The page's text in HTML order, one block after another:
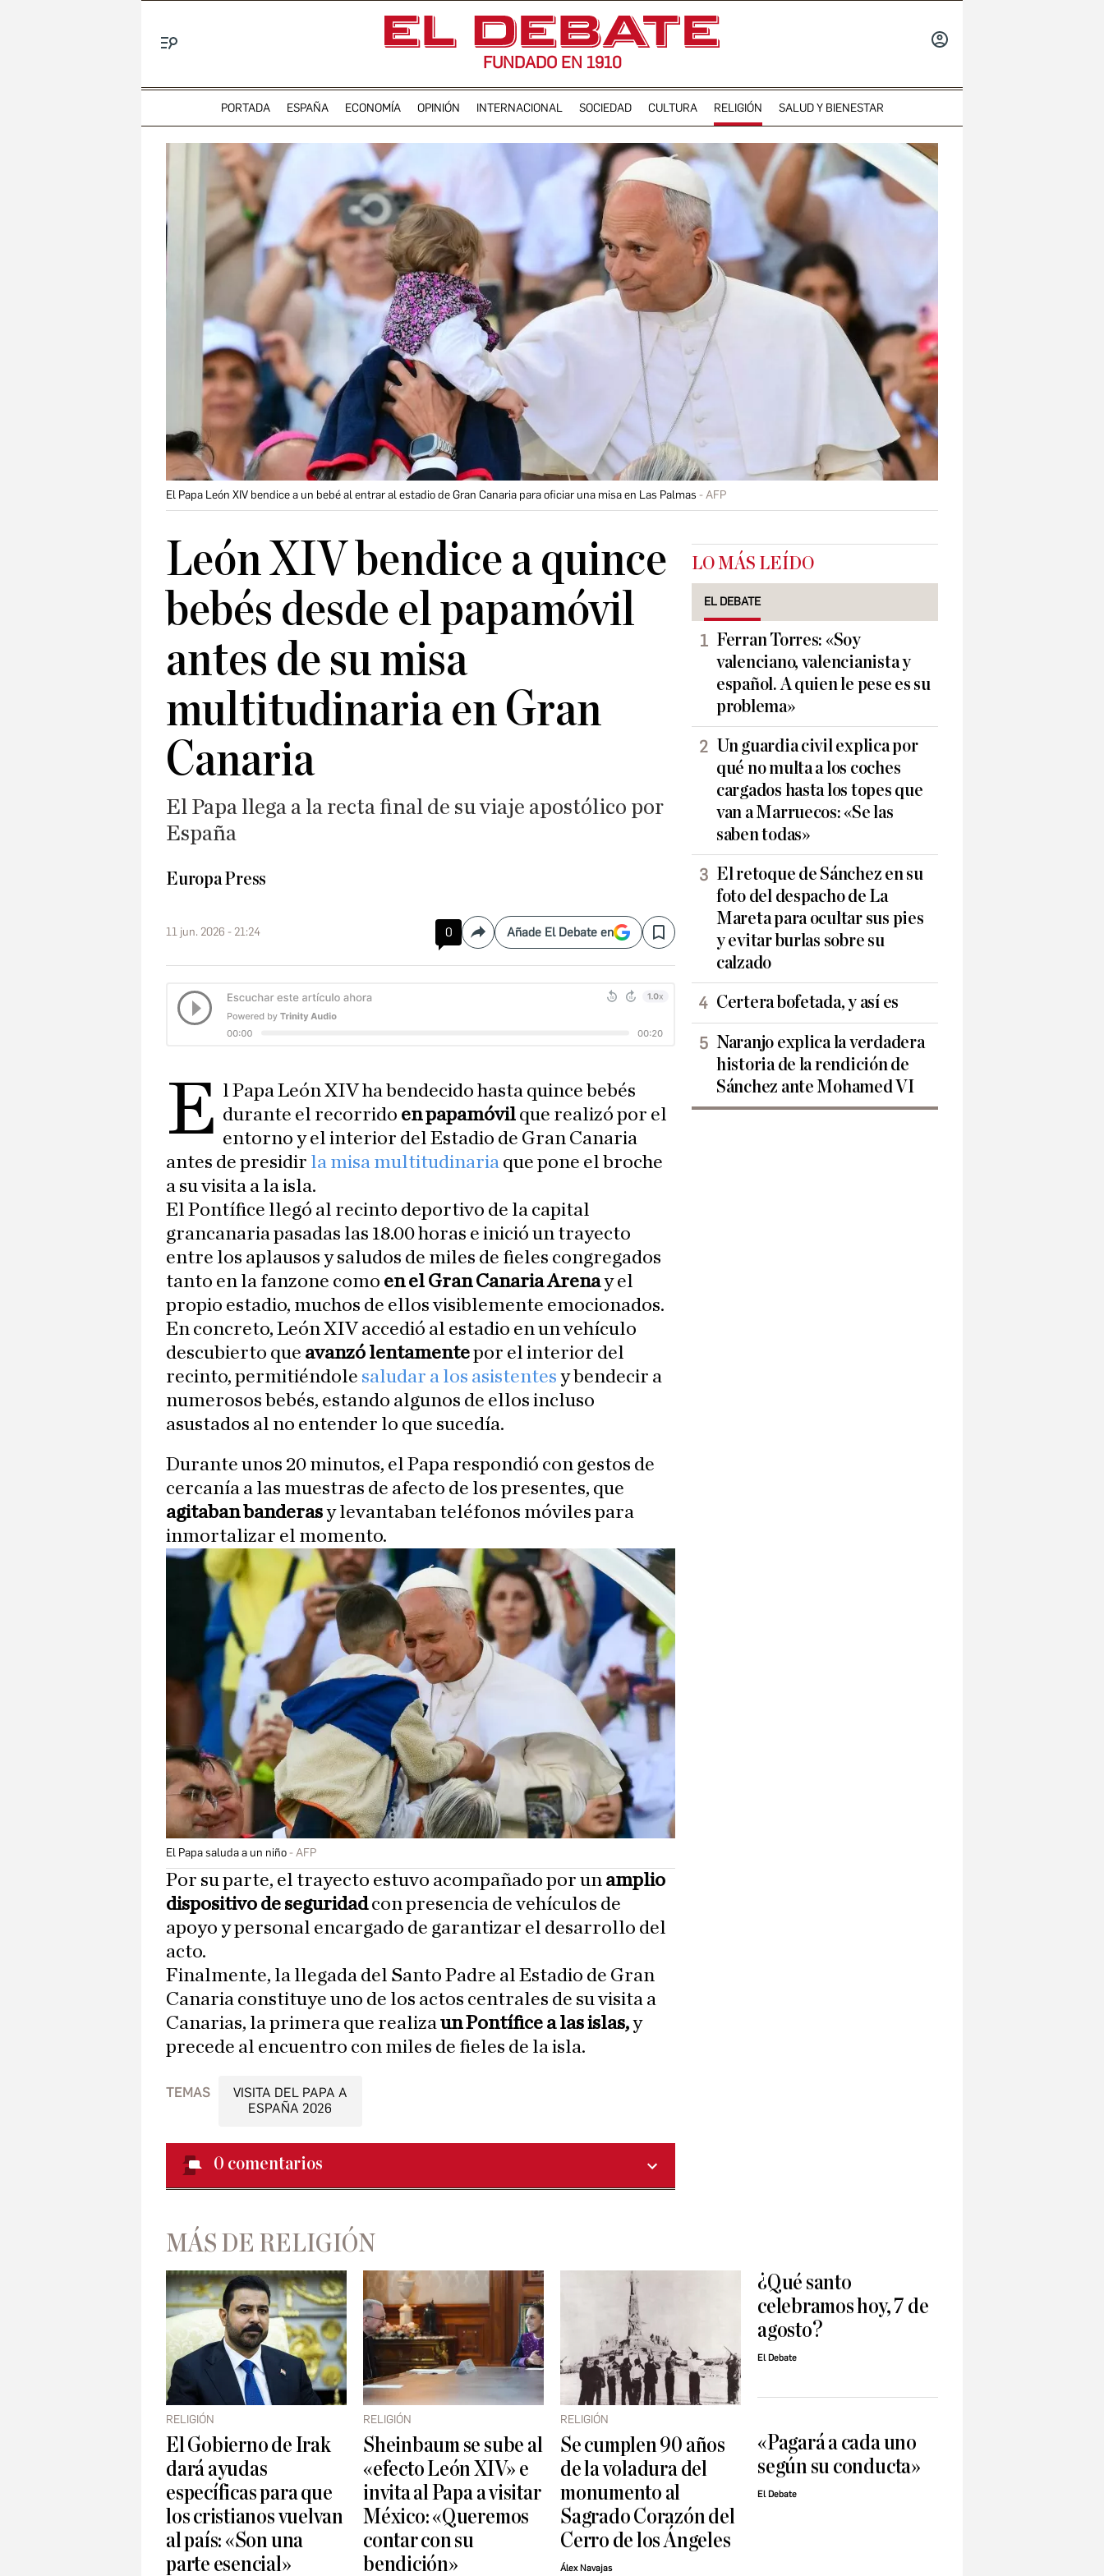
FUNDADO EN 1910
PORTADA ESPAÑA ECONOMÍA OPINIÓN INTERNACIONAL SOCIEDAD CULTURA RELIGIÓN SALUD Y BIENESTAR
El Papa León XIV bendice a un bebé al entrar al estadio de Gran Canaria para oficiar una misa en Las Palmas AFP
León XIV bendice a quince
bebés desde el papamóvil
antes de su misa
multitudinaria en Gran
Canaria
El Papa llega a la recta final de su viaje apostólico por
España
Europa Press
11 jun. 2026 - 21:24 0 CompartirAñade El Debate en Save
E l Papa León XIV ha bendecido hasta quince bebés
durante el recorrido en papamóvil que realizó por el
entorno y el interior del Estadio de Gran Canaria
antes de presidir la misa multitudinaria que pone el broche
a su visita a la isla.
El Pontífice llegó al recinto deportivo de la capital
grancanaria pasadas las 18.00 horas e inició un trayecto
entre los aplausos y saludos de miles de fieles congregados
tanto en la fanzone como en el Gran Canaria Arenay el
propio estadio, muchos de ellos visiblemente emocionados.
En concreto, León XIV accedió al estadio en un vehículo
descubierto que avanzó lentamentepor el interior del
recinto, permitiéndole saludar a los asistentes y bendecir a
numerosos bebés, estando algunos de ellos incluso
asustados al no entender lo que sucedía.
Durante unos 20 minutos, el Papa respondió con gestos de
cercanía a las muestras de afecto de los presentes, que
agitaban banderasy levantaban teléfonos móviles para
inmortalizar el momento.
El Papa saluda a un niño AFP
Por su parte, el trayecto estuvo acompañado por un amplio
dispositivo de seguridadcon presencia de vehículos de
apoyo y personal encargado de garantizar el desarrollo del
acto.
Finalmente, la llegada del Santo Padre al Estadio de Gran
Canaria constituye uno de los actos centrales de su visita a
Canarias, la primera que realizaun Pontífice a las islas,y
precede al encuentro con miles de fieles de la isla.
TEMAS
VISITA DEL PAPA A
ESPAÑA 2026
0 comentarios
LO MÁS LEÍDO
EL DEBATE
Ferran Torres: «Soy
valenciano, valencianista y
español. A quien le pese es su
problema»
Un guardia civil explica por
qué no multa a los coches
cargados hasta los topes que
van a Marruecos: «Se las
saben todas»
El retoque de Sánchez en su
foto del despacho de La
Mareta para ocultar sus pies
y evitar burlas sobre su
calzado
Certera bofetada, y así es
Naranjo explica la verdadera
historia de la rendición de
Sánchez ante Mohamed VI
MÁS DE RELIGIÓN
RELIGIÓN
El Gobierno de Irak
dará ayudas
específicas para que
los cristianos vuelvan
al país: «Son una
parte esencial»
RELIGIÓN
Sheinbaum se sube al
«efecto León XIV» e
invita al Papa a visitar
México: «Queremos
contar con su
bendición»
RELIGIÓN
Se cumplen 90 años
de la voladura del
monumento al
Sagrado Corazón del
Cerro de los Ángeles
Álex Navajas
¿Qué santo
celebramos hoy, 7 de
agosto?
El Debate
«Pagará a cada uno
según su conducta»
El Debate